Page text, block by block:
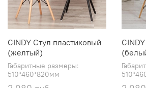
CINDY Стул пластиковый
(желтый)
Габаритные размеры:
510*460*820мм